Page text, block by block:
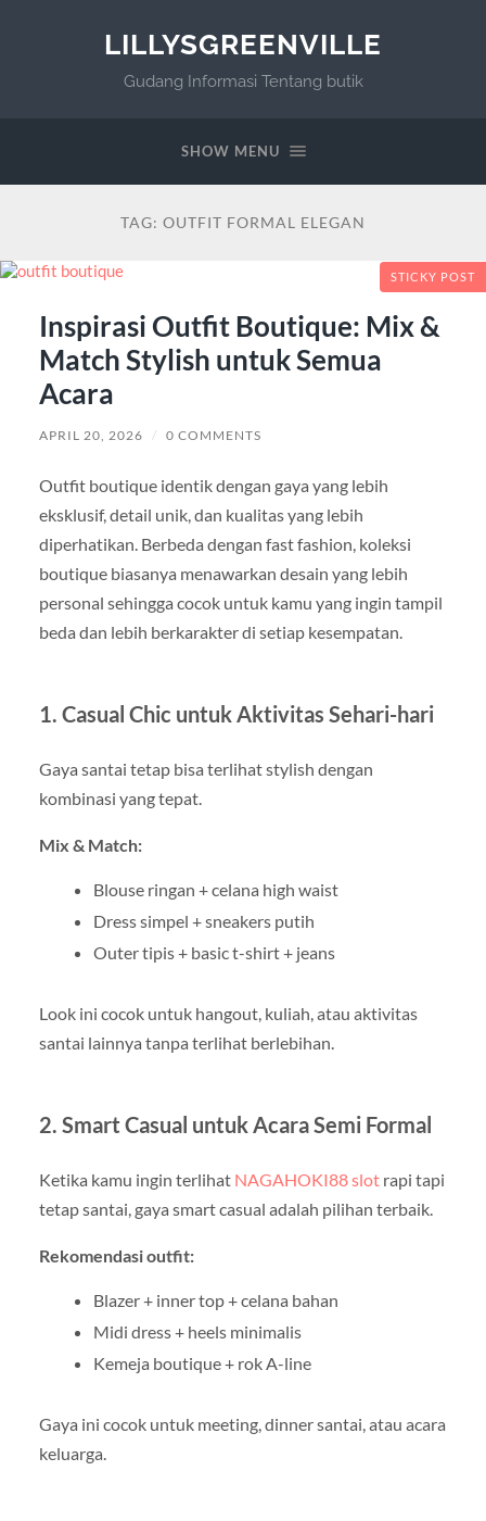
LILLYSGREENVILLE
Gudang Informasi Tentang butik
SHOW MENU
TAG: OUTFIT FORMAL ELEGAN
STICKY POST
Inspirasi Outfit Boutique: Mix &
Match Stylish untuk Semua
Acara
APRIL 20, 2026 / 0 COMMENTS
Outfit boutique identik dengan gaya yang lebih
eksklusif, detail unik, dan kualitas yang lebih
diperhatikan. Berbeda dengan fast fashion, koleksi
boutique biasanya menawarkan desain yang lebih
personal sehingga cocok untuk kamu yang ingin tampil
beda dan lebih berkarakter di setiap kesempatan.
1. Casual Chic untuk Aktivitas Sehari-hari
Gaya santai tetap bisa terlihat stylish dengan
kombinasi yang tepat.
Mix & Match:
Blouse ringan + celana high waist
Dress simpel + sneakers putih
Outer tipis + basic t-shirt + jeans
Look ini cocok untuk hangout, kuliah, atau aktivitas
santai lainnya tanpa terlihat berlebihan.
2. Smart Casual untuk Acara Semi Formal
Ketika kamu ingin terlihat NAGAHOKI88 slotrapi tapi
tetap santai, gaya smart casual adalah pilihan terbaik.
Rekomendasi outfit:
Blazer + inner top + celana bahan
Midi dress + heels minimalis
Kemeja boutique + rok A-line
Gaya ini cocok untuk meeting, dinner santai, atau acara
keluarga.